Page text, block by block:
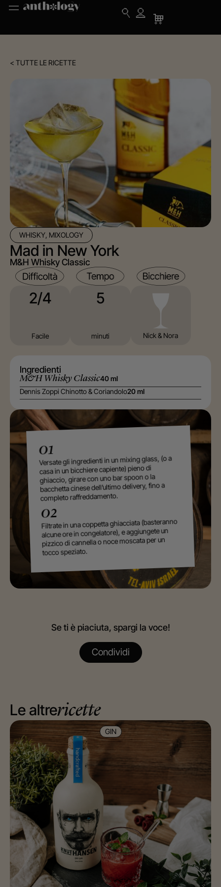
< TUTTE LE RICETTE
WHISKY, MIXOLOGY
Mad in New York
M&H Whisky Classic
2/4
Facile
5
minuti ⁠Nick & Nora
Ingredienti
M&H Whisky Classic40 ml
Dennis Zoppi Chinotto & Coriandolo20 ml
01
Versate gli ingredienti in un mixing glass, (o a
casa in un bicchiere capiente) pieno di
ghiaccio, girare con uno bar spoon o la
bacchetta cinese dell’ultimo delivery, fino a
completo raffreddamento.
02
Filtrate in una coppetta ghiacciata (basteranno
alcune ore in congelatore), e aggiungete un
pizzico di cannella o noce moscata per un
tocco speziato.
Se ti è piaciuta, spargi la voce!
Condividi
Le altrericette
GIN